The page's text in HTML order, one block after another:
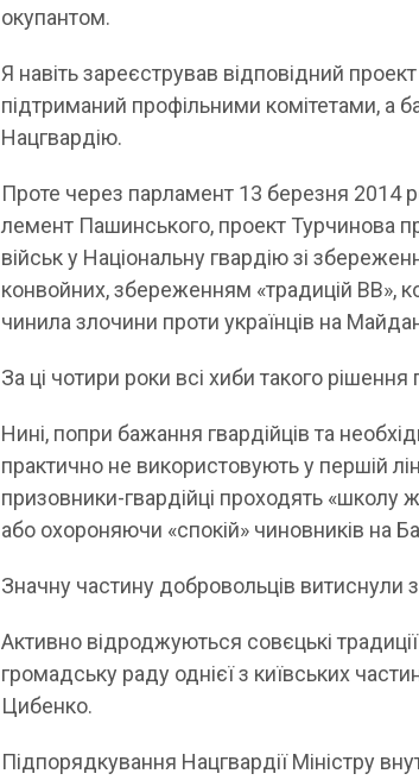
окупантом.
Я навіть зареєстрував відповідний
підтриманий профільними комітетами, а
Нацгвардію.
Проте через парламент 13 березня 2014
лемент Пашинського, проект Турчинова
військ у Національну гвардію зі
конвойних, збереженням «традицій ВВ»,
чинила злочини проти українців на
За ці чотири роки всі хиби такого
Нині, попри бажання гвардійців та
практично не використовують у першій
призовники-гвардійці проходять «школу
або охороняючи «спокій» чиновників на
Значну частину добровольців витиснули
Активно відроджуються совєцькі
громадську раду однієї з київських
Цибенко.
Підпорядкування Нацгвардії Міністру